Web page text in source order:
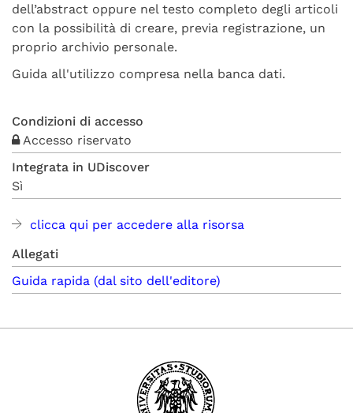
dell’abstract oppure nel testo completo degli articoli
con la possibilità di creare, previa registrazione, un
proprio archivio personale.
Guida all'utilizzo compresa nella banca dati.
Condizioni di accesso
Accesso riservato
Integrata in UDiscover
Sì
clicca qui per accedere alla risorsa
Allegati
Guida rapida (dal sito dell'editore)